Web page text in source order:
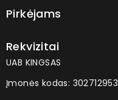
Pirkėjams
Rekvizitai
UAB KINGSAS
Įmonės kodas: 302712953